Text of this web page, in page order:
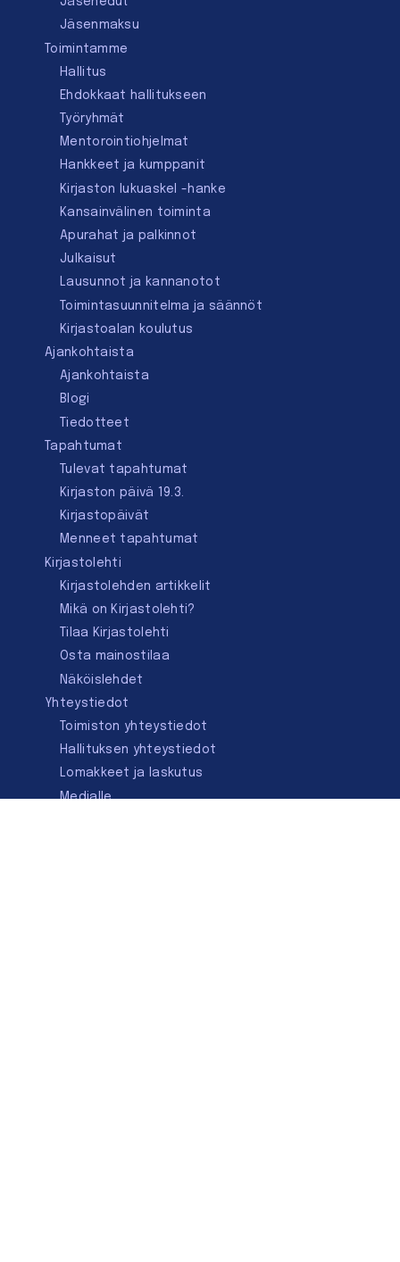
Jäsenmaksu
Toimintamme
Hallitus
Ehdokkaat hallitukseen
Työryhmät
Mentorointi­ohjelmat
Hankkeet ja kumppanit
Kirjaston lukuaskel -hanke
Kansainvälinen toiminta
Apurahat ja palkinnot
Julkaisut
Lausunnot ja kannanotot
Toimintasuunnitelma ja säännöt
Kirjastoalan koulutus
Ajankohtaista
Ajankohtaista
Blogi
Tiedotteet
Tapahtumat
Tulevat tapahtumat
Kirjaston päivä 19.3.
Kirjastopäivät
Menneet tapahtumat
Kirjastolehti
Kirjastolehden artikkelit
Mikä on Kirjastolehti?
Tilaa Kirjastolehti
Osta mainostilaa
Näköislehdet
Yhteystiedot
Toimiston yhteystiedot
Hallituksen yhteystiedot
Lomakkeet ja laskutus
Medialle